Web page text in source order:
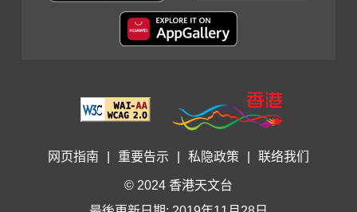
网页指南 重要告示 私隐政策 联络我们
© 2024 香港天文台